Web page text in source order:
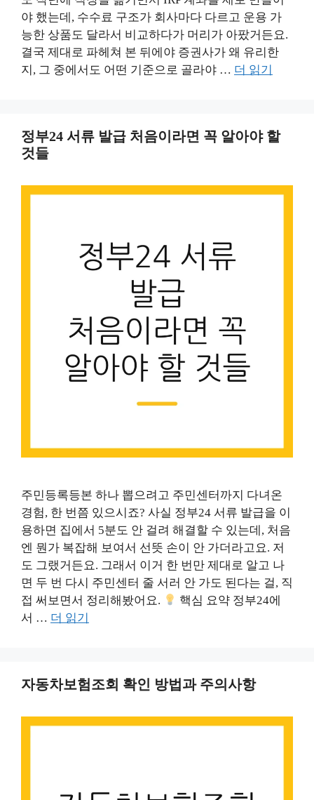
야 했는데, 수수료 구조가 회사마다 다르고 운용 가
능한 상품도 달라서 비교하다가 머리가 아팠거든요.
결국 제대로 파헤쳐 본 뒤에야 증권사가 왜 유리한
지, 그 중에서도 어떤 기준으로 골라야 … 더 읽기
정부24 서류 발급 처음이라면 꼭 알아야 할
것들
주민등록등본 하나 뽑으려고 주민센터까지 다녀온
경험, 한 번쯤 있으시죠? 사실 정부24 서류 발급을 이
용하면 집에서 5분도 안 걸려 해결할 수 있는데, 처음
엔 뭔가 복잡해 보여서 선뜻 손이 안 가더라고요. 저
도 그랬거든요. 그래서 이거 한 번만 제대로 알고 나
면 두 번 다시 주민센터 줄 서러 안 가도 된다는 걸, 직
접 써보면서 정리해봤어요.
핵심 요약 정부24에
서 … 더 읽기
자동차보험조회 확인 방법과 주의사항